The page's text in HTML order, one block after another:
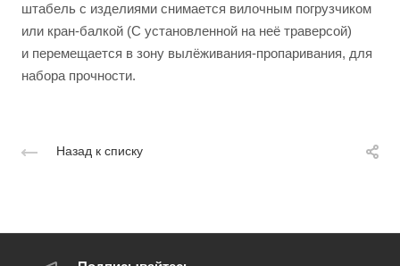
штабель с изделиями снимается вилочным погрузчиком
или кран-балкой (С установленной на неё траверсой)
и перемещается в зону вылёживания-пропаривания, для
набора прочности.
Назад к списку